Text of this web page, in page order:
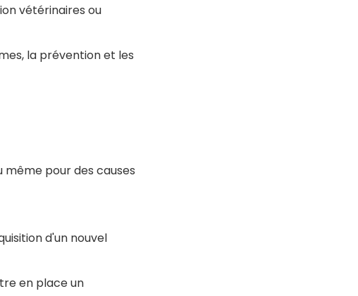
vétérinaires ou
la prévention et les
même pour des causes
d'un nouvel
en place un